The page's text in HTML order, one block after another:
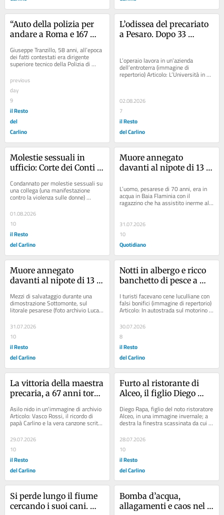
“Auto della polizia per
andare a Roma e 167
esigenze di servizio”:
dirigente dovrà
Giuseppe Tranzillo, 58 anni, all’epoca
dei fatti contestati era dirigente
superiore tecnico della Polizia di
Stato e direttore degli Stabilimenti
di...
previous
day
9
il Resto
del
Carlino
L’odissea del precariato
a Pesaro. Dopo 33
L’operaio lavora in un’azienda
dell’entroterra (immagine di
repertorio) Articolo: L’Università in
missione a Creta: “Così scopriamo i...
02.08.2026
7
il Resto
del Carlino
Molestie sessuali in
ufficio: Corte dei Conti lo
risarcire il Comune
Condannato per molestie sessuali su
una collega (una manifestazione
contro la violenza sulle donne)
Articolo: Molestie e atti osceni
sull’autobus....
01.08.2026
10
il Resto
del Carlino
Muore annegato
davanti al nipote di 13
mare /
L’uomo, pesarese di 70 anni, era in
acqua in Baia Flaminia con il
ragazzino che ha assistito inerme alla
tragedia: purtroppo inutili i soccorsi
31.07.2026
10
Quotidiano
Muore annegato
davanti al nipote di 13
mare
Mezzi di salvataggio durante una
dimostrazione Sottomonte, sul
litorale pesarese (foto archivio Luca
Toni) Articolo: Si tuffa nel Po per
salvare la...
31.07.2026
10
il Resto
del Carlino
Notti in albergo e ricco
banchetto di pesce a
pagava con falsi
bonifici
I turisti facevano cene luculliane con
falsi bonifici (immagine di repertorio)
Articolo: In autostrada sul motorino
30.07.2026
8
il Resto
del Carlino
La vittoria della maestra
precaria, a 67 anni torna
fuori mi aveva tolto
tutto”
Asilo nido in un'immagine di archivio
Articolo: Vasco Rossi, il ricordo di
papà Carlino e la vera canzone scritta
pensando a lui: “Quel dolore...
29.07.2026
10
il Resto
del Carlino
Furto al ristorante di
Alceo, il figlio Diego
incontravo il ladro
rischiavo di più io”
Diego Rapa, figlio del noto ristoratore
Alceo, in una immagine invernale; a
destra la finestra scassinata da cui è
28.07.2026
10
il Resto
del Carlino
Si perde lungo il fiume
cercando i suoi cani.
Bomba d’acqua,
allagamenti e caos nel